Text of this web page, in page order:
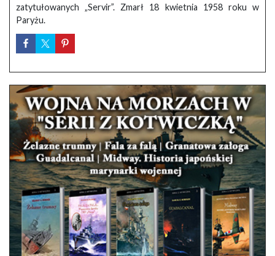
zatytułowanych „Servir”. Zmarł 18 kwietnia 1958 roku w
Paryżu.